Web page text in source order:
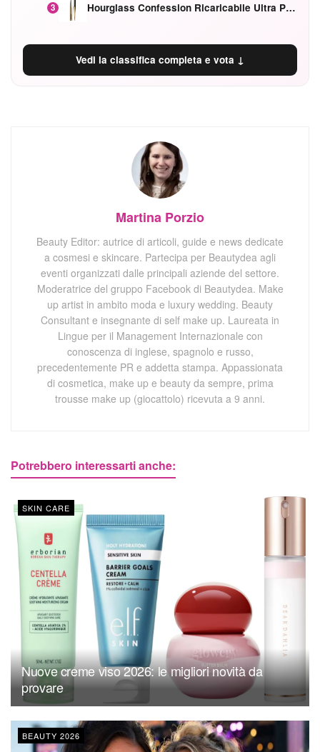
3 Hourglass Confession Ricaricabile Ultra Preciso Ad Alta Intensità Secretly Classic Red
Vedi la classifica completa e vota ↓
Martina Porzio
Beauty Editor: autrice di articoli, guide e news dedicate
a cosmesi e skincare. Partecipa per Beautydea agli
eventi organizzati dalle principali aziende del settore.
Moderatrice del gruppo Facebook di Beautydea. Make
up artist in ambito moda e luxury wedding. Beauty
Consultant e insegnante di self make up. Laureata in
Lingue per il Management Internazionale con
conoscenza di inglese, spagnolo e russo,
precedentemente PR e addetta stampa. Appassionata
di cosmetica, make up e beauty da sempre, prima
trousse make up (giocattolo) ricevuta a 9 anni.
Potrebbero interessarti anche:
SKIN CARE
Nuove creme viso 2026: le migliori novità da
provare
BEAUTY 2026